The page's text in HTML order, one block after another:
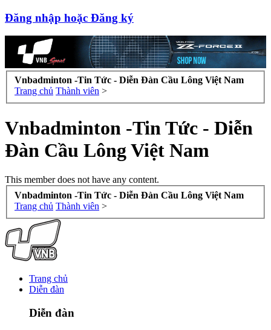
Đăng nhập hoặc Đăng ký
Vnbadminton -Tin Tức - Diễn Đàn Cầu Lông Việt Nam
Trang chủ Thành viên >
Vnbadminton -Tin Tức - Diễn
Đàn Cầu Lông Việt Nam
This member does not have any content.
Vnbadminton -Tin Tức - Diễn Đàn Cầu Lông Việt Nam
Trang chủ Thành viên >
Trang chủ
Diễn đàn
Diễn đàn